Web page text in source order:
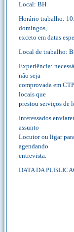
Local: BH
Horário trabalho:
domingos,
exceto em datas
Local de trabalho:
Experiência:
não seja
comprovada em
locais que
prestou serviços de
Interessados
assunto
Locutor ou ligar
agendando
entrevista.
DATA DA